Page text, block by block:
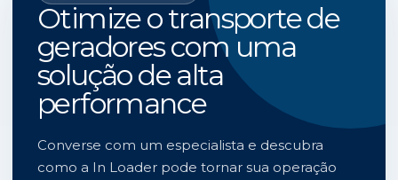
Otimize o transporte de
geradores com uma
solução de alta
performance
Converse com um especialista e descubra
como a In Loader pode tornar sua operação